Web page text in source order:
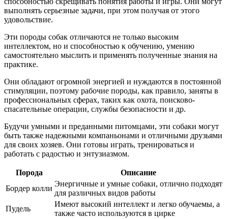
выполнять серьезные задачи, при этом получая от этого
удовольствие.
Эти породы собак отличаются не только высоким
интеллектом, но и способностью к обучению, умению
самостоятельно мыслить и применять полученные знания на
практике.
Они обладают огромной энергией и нуждаются в постоянной
стимуляции, поэтому рабочие породы, как правило, заняты в
профессиональных сферах, таких как охота, поисково-
спасательные операции, службы безопасности и др.
Будучи умными и преданными питомцами, эти собаки могут
быть также надежными компаньонами и отличными друзьями
для своих хозяев. Они готовы играть, тренироваться и
работать с радостью и энтузиазмом.
Порода
Описание
Бордер колли
Энергичные и умные собаки, отлично подходят
для различных видов работы
Пудель
Имеют высокий интеллект и легко обучаемы, а
также часто используются в цирке